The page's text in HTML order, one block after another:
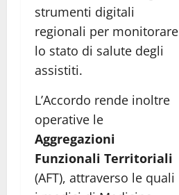
strumenti digitali
regionali per monitorare
lo stato di salute degli
assistiti.
L’Accordo rende inoltre
operative le
Aggregazioni
Funzionali Territoriali
(AFT), attraverso le quali